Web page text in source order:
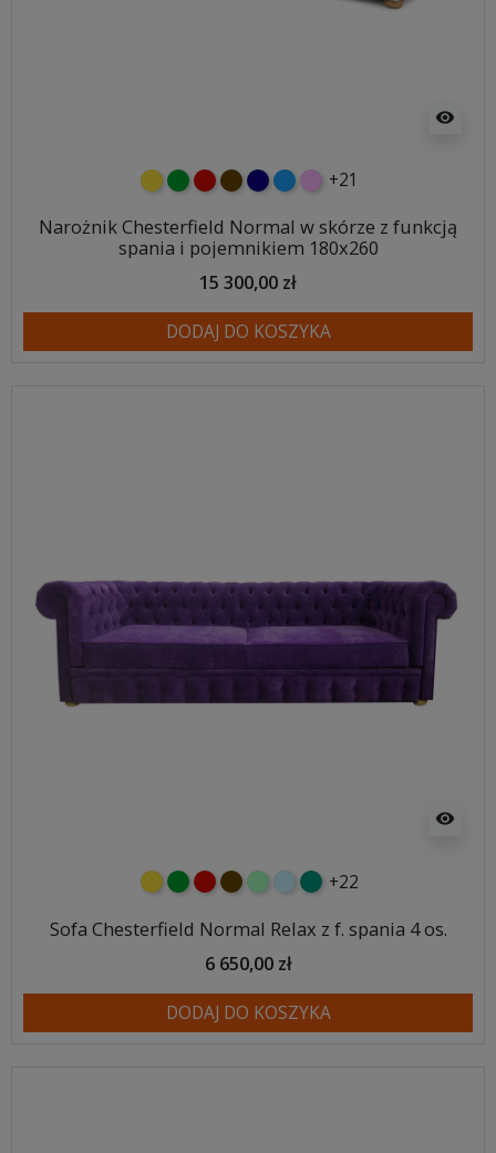
visibility
żółtyzielonyczerwony
czekoladowy
granatowy
niebieski
różowy
+21
Narożnik Chesterfield Normal w skórze z funkcją
spania i pojemnikiem 180x260
15 300,00 zł
DODAJ DO KOSZYKA
visibility
żółtyzielonyczerwony
czekoladowy
miętowybłękitny
turkusowy
+22
Sofa Chesterfield Normal Relax z f. spania 4 os.
6 650,00 zł
DODAJ DO KOSZYKA